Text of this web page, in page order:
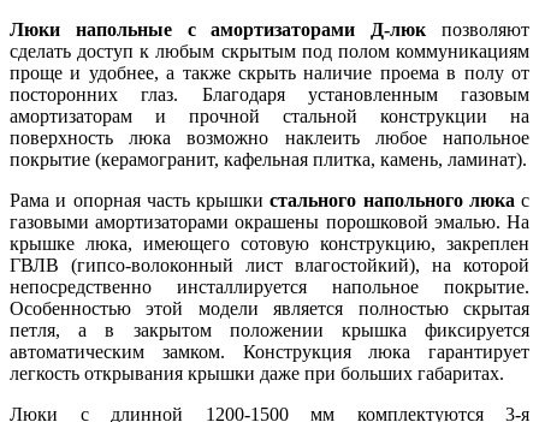
Люки напольные с амортизаторами Д-люк позволяют
сделать доступ к любым скрытым под полом коммуникациям
проще и удобнее, а также скрыть наличие проема в полу от
посторонних глаз. Благодаря установленным газовым
амортизаторам и прочной стальной конструкции на
поверхность люка возможно наклеить любое напольное
покрытие (керамогранит, кафельная плитка, камень, ламинат).
Рама и опорная часть крышкистального напольного люка с
газовыми амортизаторами окрашены порошковой эмалью. На
крышке люка, имеющего сотовую конструкцию, закреплен
ГВЛВ (гипсо-волоконный лист влагостойкий), на которой
непосредственно инсталлируется напольное покрытие.
Особенностью этой модели является полностью скрытая
петля, а в закрытом положении крышка фиксируется
автоматическим замком. Конструкция люка гарантирует
легкость открывания крышки даже при больших габаритах.
Люки с длинной 1200-1500 мм комплектуются 3-я